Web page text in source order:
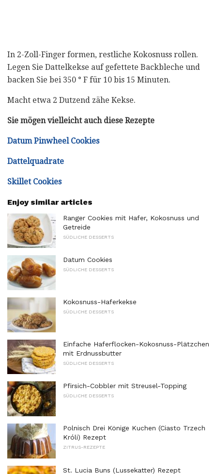
In 2-Zoll-Finger formen, restliche Kokosnuss rollen.
Legen Sie Dattelkekse auf gefettete Backbleche und
backen Sie bei 350 ° F für 10 bis 15 Minuten.
Macht etwa 2 Dutzend zähe Kekse.
Sie mögen vielleicht auch diese Rezepte
Datum Pinwheel Cookies
Dattelquadrate
Skillet Cookies
Enjoy similar articles
Ranger Cookies mit Hafer, Kokosnuss und
Getreide
SÜDLICHE DESSERTS
Datum Cookies
SÜDLICHE DESSERTS
Kokosnuss-Haferkekse
SÜDLICHE DESSERTS
Einfache Haferflocken-Kokosnuss-Plätzchen
mit Erdnussbutter
SÜDLICHE DESSERTS
Pfirsich-Cobbler mit Streusel-Topping
SÜDLICHE DESSERTS
Polnisch Drei Könige Kuchen (Ciasto Trzech
Króli) Rezept
ZITRUS-REZEPTE
St. Lucia Buns (Lussekatter) Rezept